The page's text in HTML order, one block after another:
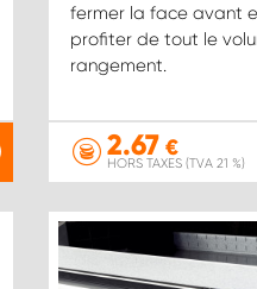
fermer la face avant
profiter de tout le
rangement.
2.67 €
HORS TAXES (TVA 21 %)